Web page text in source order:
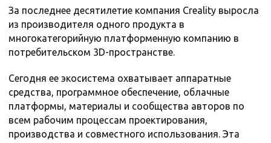
За последнее десятилетие компания Creality выросла
из производителя одного продукта в
многокатегорийную платформенную компанию в
потребительском 3D-пространстве.
Сегодня ее экосистема охватывает аппаратные
средства, программное обеспечение, облачные
платформы, материалы и сообщества авторов по
всем рабочим процессам проектирования,
производства и совместного использования. Эта